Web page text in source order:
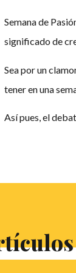
Semana de
significado de
Sea por un
tener en una
Así pues, el